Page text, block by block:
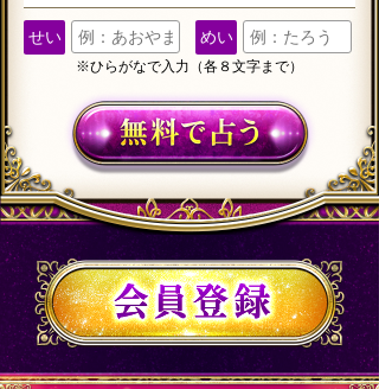
せい めい
※ひらがなで入力（各８文字まで）
会員